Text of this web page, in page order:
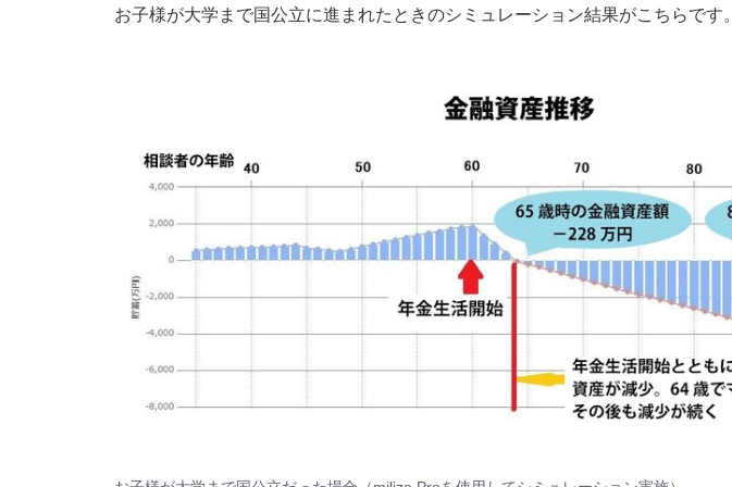
お子様が大学まで国公立に進まれたときのシミュレーション結果がこちらです。